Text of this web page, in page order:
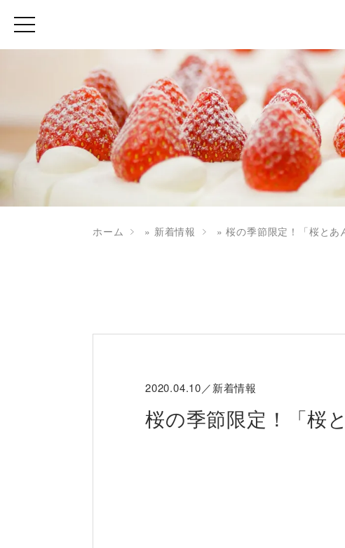
ホーム » 新着情報 »桜の季節限定！「桜とあ
2020.04.10／新着情報
桜の季節限定！「桜